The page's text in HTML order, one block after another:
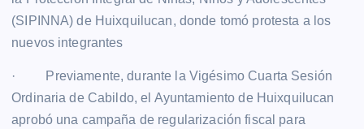
(SIPINNA) de Huixquilucan, donde tomó protesta a los
nuevos integrantes
· Previamente, durante la Vigésimo Cuarta Sesión
Ordinaria de Cabildo, el Ayuntamiento de Huixquilucan
aprobó una campaña de regularización fiscal para